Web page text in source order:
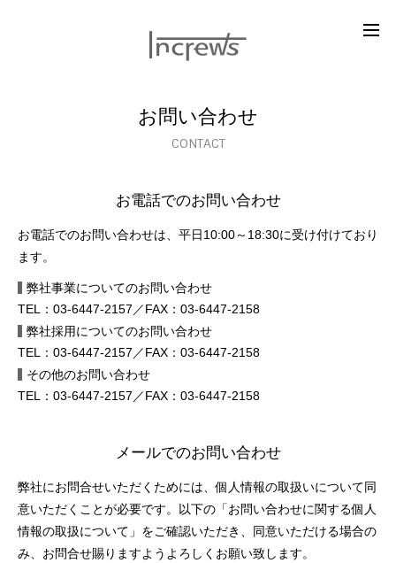
お問い合わせ
CONTACT
お電話でのお問い合わせ
お電話でのお問い合わせは、平日10:00～18:30に受け付けており
ます。
弊社事業についてのお問い合わせ
TEL：03-6447-2157／FAX：03-6447-2158
弊社採用についてのお問い合わせ
TEL：03-6447-2157／FAX：03-6447-2158
その他のお問い合わせ
TEL：03-6447-2157／FAX：03-6447-2158
メールでのお問い合わせ
弊社にお問合せいただくためには、個人情報の取扱いについて同
意いただくことが必要です。以下の「お問い合わせに関する個人
情報の取扱について」をご確認いただき、同意いただける場合の
み、お問合せ賜りますようよろしくお願い致します。